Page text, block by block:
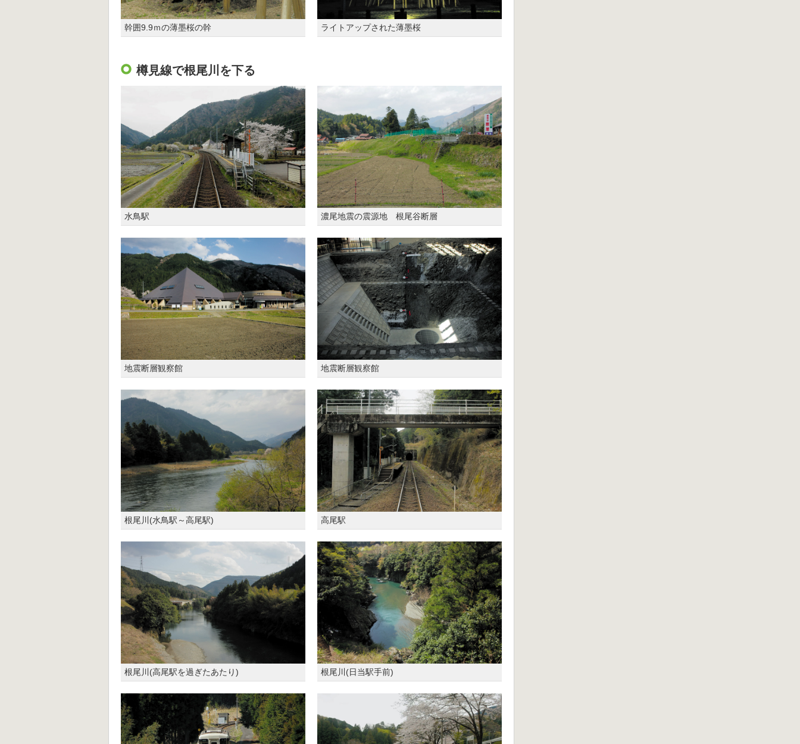
幹囲9.9ｍの薄墨桜の幹 ライトアップされた薄墨桜
樽見線で根尾川を下る
水鳥駅 濃尾地震の震源地 根尾谷断層
地震断層観察館 地震断層観察館
根尾川(水鳥駅～高尾駅) 高尾駅
根尾川(高尾駅を過ぎたあたり) 根尾川(日当駅手前)